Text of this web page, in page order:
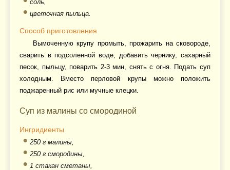
соль,
цветочная пыльца.
Способ приготовления
Вымоченную крупу промыть, прожарить на сковороде,
сварить в подсоленной воде, добавить чернику, сахарный
песок, пыльцу, поварить 2-3 мин, снять с огня. Подать суп
холодным. Вместо перловой крупы можно положить
поджаренный рис или мучные клецки.
Суп из малины со смородиной
Ингридиенты
250 г малины,
250 г смородины,
1 стакан сметаны,